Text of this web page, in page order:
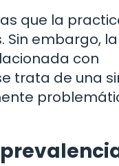
que la
Sin embargo, la
con
trata de una